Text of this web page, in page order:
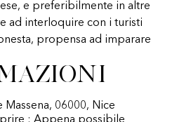
e preferibilmente in altre
ad interloquire con i turisti
propensa ad imparare
Massena, 06000, Nice